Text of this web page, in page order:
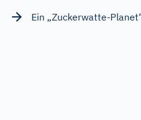
Ein „Zuckerwatte-